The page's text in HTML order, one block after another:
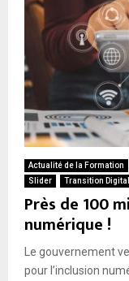
Actualité de la Formation
Slider
Transition
Près de 100
numérique !
Le gouvernement
pour l’inclusion